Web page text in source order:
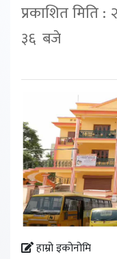
प्रकाशित मिति
३६ बजे
हाम्रो इकोनोमि